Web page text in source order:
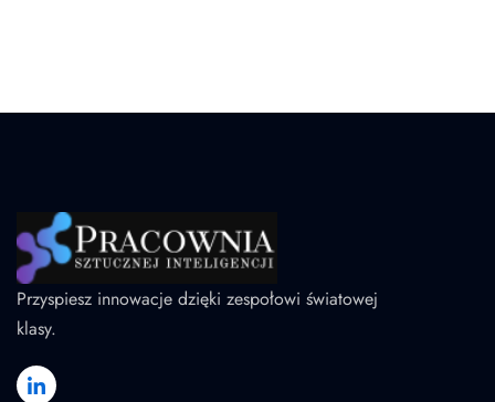
Przyspiesz innowacje dzięki zespołowi światowej
klasy.